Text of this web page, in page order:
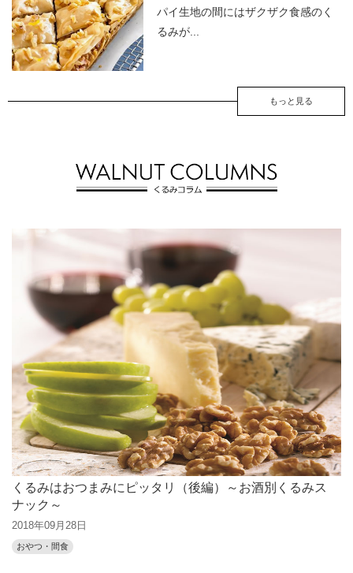
パイ生地の間にはザクザク食感のく
るみが...
もっと見る
くるみはおつまみにピッタリ（後編）～お酒別くるみス
ナック～
2018年09月28日
おやつ・間食